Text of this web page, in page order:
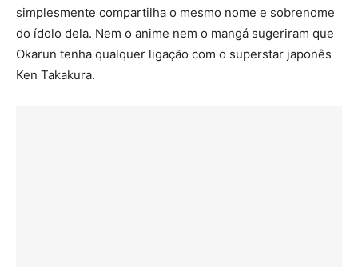
simplesmente compartilha o mesmo nome e sobrenome
do ídolo dela. Nem o anime nem o mangá sugeriram que
Okarun tenha qualquer ligação com o superstar japonês
Ken Takakura.